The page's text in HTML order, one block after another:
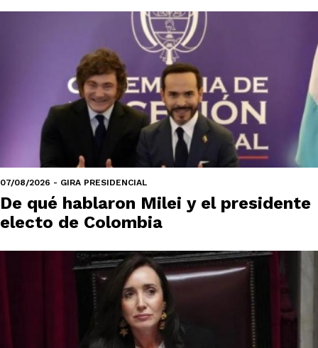
07/08/2026 - GIRA PRESIDENCIAL
De qué hablaron Milei y el presidente
electo de Colombia